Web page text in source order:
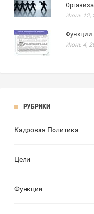
Июнь 12,
Функции
Июнь 4,
РУБРИКИ
Кадровая Политика
Цели
Функции